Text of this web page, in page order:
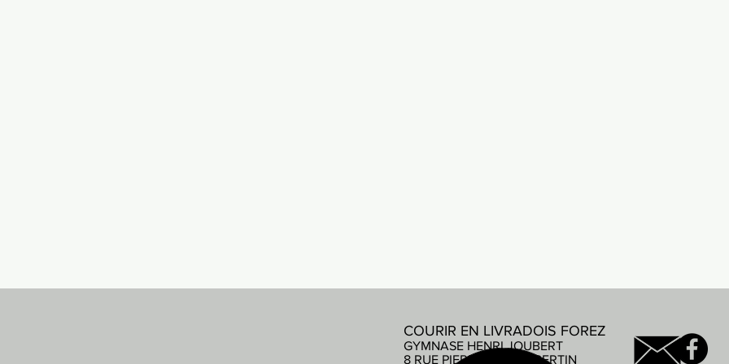
COURIR EN LIVRADOIS FOREZ
GYMNASE HENRI JOUBERT
8 RUE PIERRE DE COUBERTIN